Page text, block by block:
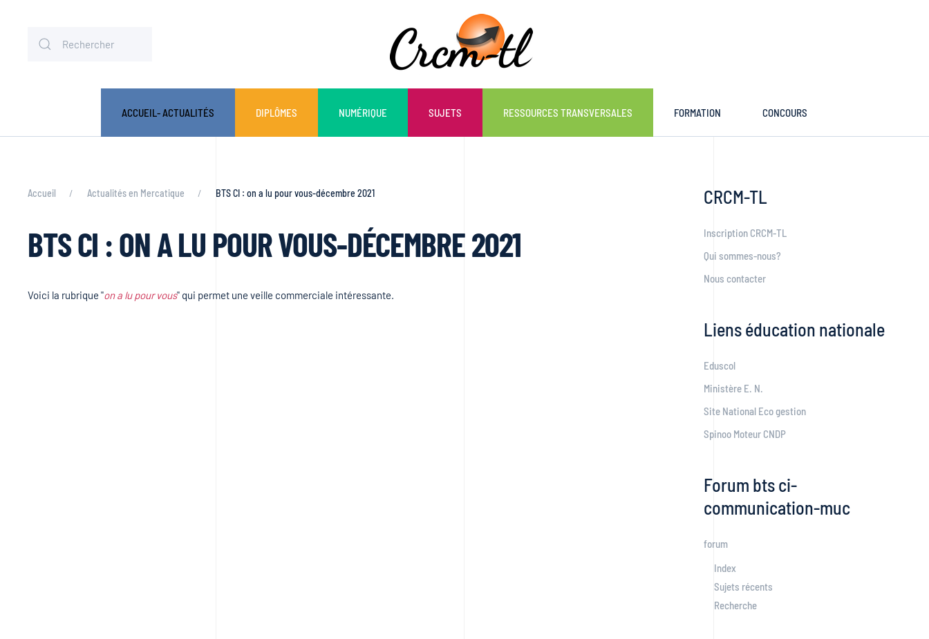
ACCUEIL- ACTUALITÉS DIPLÔMES NUMÉRIQUE SUJETS RESSOURCES TRANSVERSALES FORMATION CONCOURS
Accueil Actualités en Mercatique BTS CI : on a lu pour vous-décembre 2021
BTS CI : ON A LU POUR VOUS-DÉCEMBRE 2021
Voici la rubrique "on a lu pour vous" qui permet une veille commerciale intéressante.
CRCM-TL
Inscription CRCM-TL
Qui sommes-nous?
Nous contacter
Liens éducation nationale
Eduscol
Ministère E. N.
Site National Eco gestion
Spinoo Moteur CNDP
Forum bts ci-
communication-muc
forum
Index
Sujets récents
Recherche